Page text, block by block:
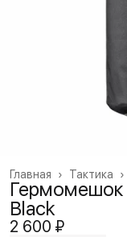
Тактика ›
Главная ›
Гермомешок
Black
2 600 ₽